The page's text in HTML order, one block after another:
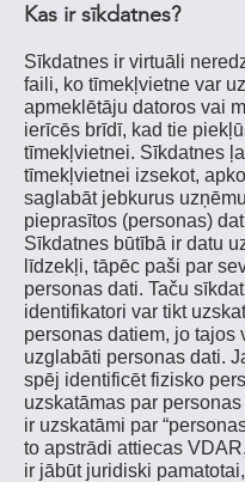
Kas ir sīkdatnes?
Sīkdatnes ir virtuāli
faili, ko tīmekļvietne var
apmeklētāju datoros vai
ierīcēs brīdī, kad tie
tīmekļvietnei. Sīkdatnes
tīmekļvietnei izsekot,
saglabāt jebkurus
pieprasītos (personas)
Sīkdatnes būtībā ir datu
līdzekļi, tāpēc paši par
personas dati. Taču
identifikatori var tikt
personas datiem, jo tajos
uzglabāti personas dati.
spēj identificēt fizisko
uzskatāmas par
ir uzskatāmi par
to apstrādi attiecas
ir jābūt juridiski